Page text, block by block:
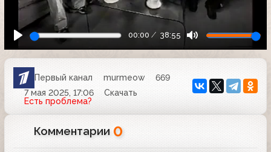
00:00 38:55
Первый канал murmeow
669
7 мая 2025, 17:06
Скачать
Есть проблема?
Комментарии 0